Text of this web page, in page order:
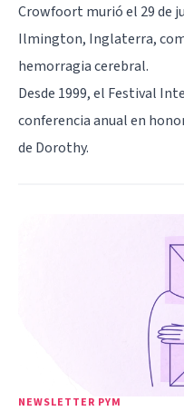
Crowfoort murió el 29 de
Ilmington, Inglaterra,
hemorragia cerebral.
Desde 1999, el Festival
conferencia anual en
de Dorothy.
NEWSLETTER PYM